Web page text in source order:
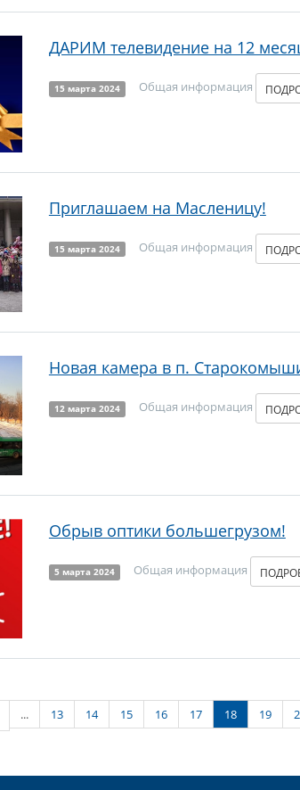
ДАРИМ телевидение на 12
15 марта 2024 Общая информация
Приглашаем на Масленицу!
15 марта 2024 Общая информация
Новая камера в п.
12 марта 2024 Общая информация
Обрыв оптики большегрузом!
5 марта 2024 Общая информация
... 13 14 15 16 17 18 19